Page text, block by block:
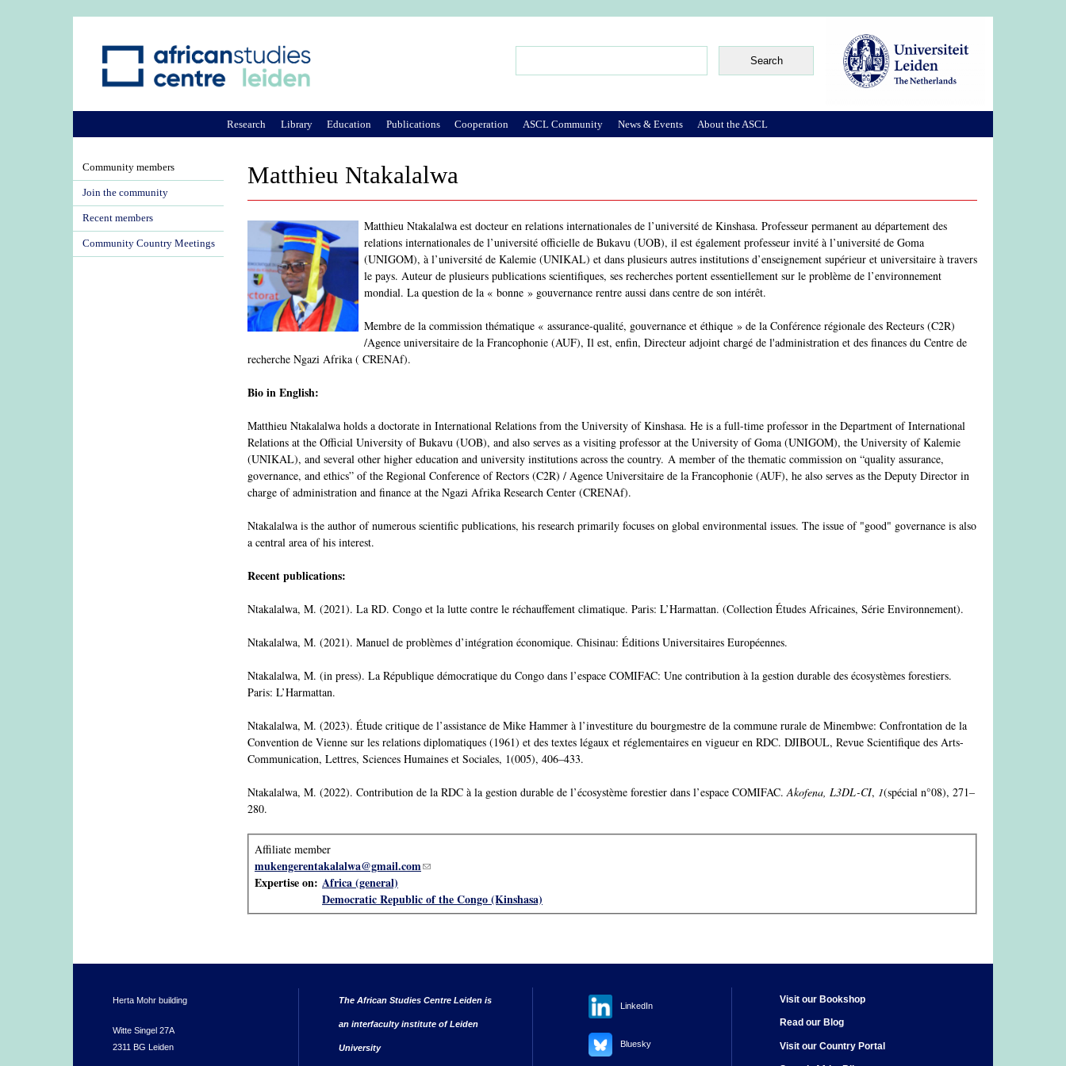
Matthieu Ntakalalwa
Matthieu Ntakalalwa est docteur en relations internationales de l’université de Kinshasa. Professeur permanent au département des
relations internationales de l’université officielle de Bukavu (UOB), il est également professeur invité à l’université de Goma
(UNIGOM), à l’université de Kalemie (UNIKAL) et dans plusieurs autres institutions d’enseignement supérieur et universitaire à travers
le pays. Auteur de plusieurs publications scientifiques, ses recherches portent essentiellement sur le problème de l’environnement
mondial. La question de la « bonne » gouvernance rentre aussi dans centre de son intérêt.
Membre de la commission thématique « assurance-qualité, gouvernance et éthique » de la Conférence régionale des Recteurs (C2R)
/Agence universitaire de la Francophonie (AUF), Il est, enfin, Directeur adjoint chargé de l'administration et des finances du Centre de
recherche Ngazi Afrika ( CRENAf).
Bio in English:
Matthieu Ntakalalwa holds a doctorate in International Relations from the University of Kinshasa. He is a full-time professor in the Department of International
Relations at the Official University of Bukavu (UOB), and also serves as a visiting professor at the University of Goma (UNIGOM), the University of Kalemie
(UNIKAL), and several other higher education and university institutions across the country. A member of the thematic commission on “quality assurance,
governance, and ethics” of the Regional Conference of Rectors (C2R) / Agence Universitaire de la Francophonie (AUF), he also serves as the Deputy Director in
charge of administration and finance at the Ngazi Afrika Research Center (CRENAf).
Ntakalalwa is the author of numerous scientific publications, his research primarily focuses on global environmental issues. The issue of "good" governance is also
a central area of his interest.
Recent publications:
Ntakalalwa, M. (2021). La RD. Congo et la lutte contre le réchauffement climatique. Paris: L’Harmattan. (Collection Études Africaines, Série Environnement).
Ntakalalwa, M. (2021). Manuel de problèmes d’intégration économique. Chisinau: Éditions Universitaires Européennes.
Ntakalalwa, M. (in press). La République démocratique du Congo dans l’espace COMIFAC: Une contribution à la gestion durable des écosystèmes forestiers.
Paris: L’Harmattan.
Ntakalalwa, M. (2023). Étude critique de l’assistance de Mike Hammer à l’investiture du bourgmestre de la commune rurale de Minembwe: Confrontation de la
Convention de Vienne sur les relations diplomatiques (1961) et des textes légaux et réglementaires en vigueur en RDC. DJIBOUL, Revue Scientifique des Arts-
Communication, Lettres, Sciences Humaines et Sociales, 1(005), 406–433.
Ntakalalwa, M. (2022). Contribution de la RDC à la gestion durable de l’écosystème forestier dans l’espace COMIFAC.Akofena, L3DL-CI, 1(spécial n°08), 271–
280.
Affiliate member
mukengerentakalalwa@gmail.com(link sends e-mail)
Expertise on: Africa (general)
Democratic Republic of the Congo (Kinshasa)
Research Library Education Publications Cooperation ASCL Community News & Events About the ASCL
Community members
Join the community
Recent members
Community Country Meetings
Herta Mohr building
Witte Singel 27A
2311 BG Leiden
The African Studies Centre Leiden is
an interfaculty institute of Leiden
University
LinkedIn
Bluesky
Visit our Bookshop
Read our Blog
Visit our Country Portal